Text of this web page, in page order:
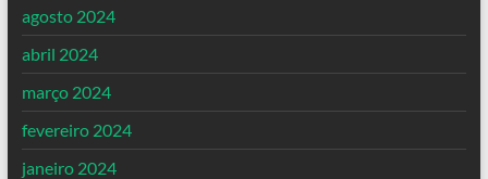
agosto 2024
abril 2024
março 2024
fevereiro 2024
janeiro 2024